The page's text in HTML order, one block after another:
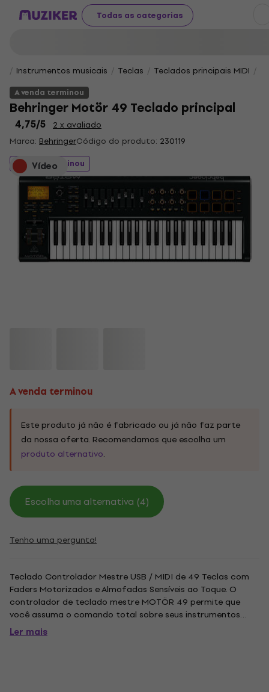
Todas as categorias
Instrumentos musicais Teclas Teclados principais MIDI
A venda terminou
Behringer Motör 49 Teclado principal
4,75/5
2 x avaliado
Marca: BehringerCódigo do produto: 230119
Vídeo
A venda terminou
A venda terminou
Este produto já não é fabricado ou já não faz parte
da nossa oferta. Recomendamos que escolha um
produto alternativo.
Escolha uma alternativa (4)
Tenho uma pergunta!
Teclado Controlador Mestre USB / MIDI de 49 Teclas com
Faders Motorizados e Almofadas Sensíveis ao Toque. O
controlador de teclado mestre MOTÖR 49 permite que
você assuma o comando total sobre seus instrumentos
virtuais e DAW (Digital Audio Workstation). Apresentando
ação incrivelmente suave, faders motorizados e pads
Ler mais